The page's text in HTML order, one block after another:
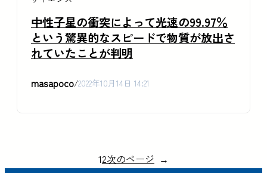
中性子星の衝突によって光速の99.97％
という驚異的なスピードで物質が放出さ
れていたことが判明
masapoco/2022年10月14日 14:21
12次のページ →